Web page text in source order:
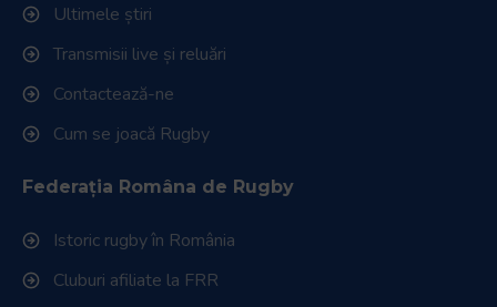
Ultimele știri
Transmisii live și reluări
Contactează-ne
Cum se joacă Rugby
Federația Româna de Rugby
Istoric rugby în România
Cluburi afiliate la FRR